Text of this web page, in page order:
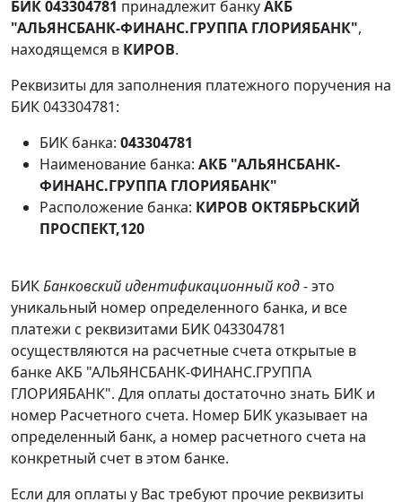
БИК 043304781 принадлежит банкуАКБ
"АЛЬЯНСБАНК-ФИНАНС.ГРУППА ГЛОРИЯБАНК",
находящемся в КИРОВ.
Реквизиты для заполнения платежного поручения на
БИК 043304781:
БИК банка: 043304781
Наименование банка: АКБ "АЛЬЯНСБАНК-
ФИНАНС.ГРУППА ГЛОРИЯБАНК"
Расположение банка: КИРОВ ОКТЯБРЬСКИЙ
ПРОСПЕКТ,120
БИКБанковский идентификационный код- это
уникальный номер определенного банка, и все
платежи с реквизитами БИК 043304781
осуществляются на расчетные счета открытые в
банке АКБ "АЛЬЯНСБАНК-ФИНАНС.ГРУППА
ГЛОРИЯБАНК". Для оплаты достаточно знать БИК и
номер Расчетного счета. Номер БИК указывает на
определенный банк, а номер расчетного счета на
конкретный счет в этом банке.
Если для оплаты у Вас требуют прочие реквизиты